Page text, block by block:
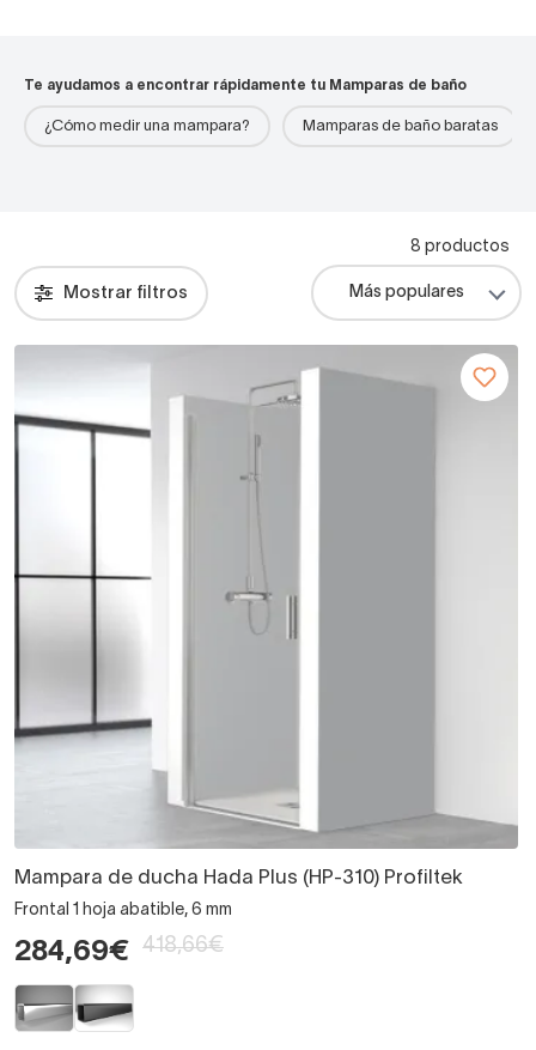
Te ayudamos a encontrar rápidamente tu Mamparas de baño
¿Cómo medir una mampara? Mamparas de baño baratas
Mostrar filtros
8 productos
Mampara de ducha Hada Plus (HP-310) Profiltek
Frontal 1 hoja abatible, 6 mm
284,69€ 418,66€